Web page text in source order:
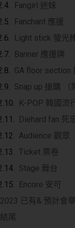
Fangirl 迷妹
Fanchant 應援
Light stick 螢光
Banner 應援牌
GA floor section
Snap up 搶購 （
K-POP 韓國流
Diehard fan 死
Audience 觀眾
Ticket 票卷
Stage 舞台
Encore 安可
2023 已有& 預計會
結尾